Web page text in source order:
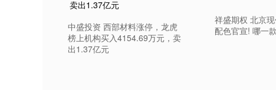
中盛投资 西部材料涨停，龙虎
榜上机构买入4154.69万元，卖
出1.37亿元
祥盛期权 北京
配色官宣! 哪一